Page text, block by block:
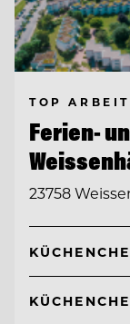
TOP
Ferien-
23758